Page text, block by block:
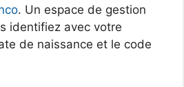
. Un espace de gestion
identifiez avec votre
de naissance et le code